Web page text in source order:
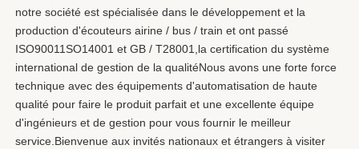
notre société est spécialisée dans le développement et la
production d'écouteurs airine / bus / train et ont passé
ISO90011SO14001 et GB / T28001,la certification du système
international de gestion de la qualitéNous avons une forte force
technique avec des équipements d'automatisation de haute
qualité pour faire le produit parfait et une excellente équipe
d'ingénieurs et de gestion pour vous fournir le meilleur
service.Bienvenue aux invités nationaux et étrangers à visiter